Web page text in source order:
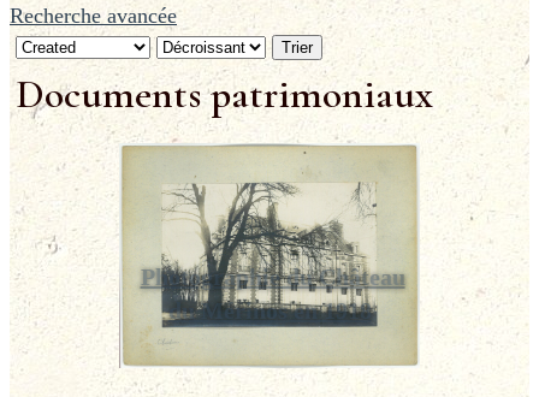
Recherche avancée
Trier
Documents patrimoniaux
Photographie du Château
du Mérinos en 1918